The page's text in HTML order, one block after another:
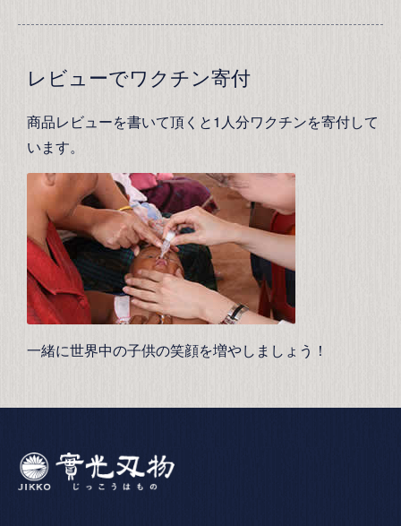
レビューでワクチン寄付
商品レビューを書いて頂くと1人分ワクチンを寄付して
います。
一緒に世界中の子供の笑顔を増やしましょう！